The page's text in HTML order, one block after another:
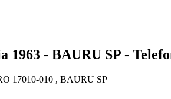
- BAURU SP -
17010-010 , BAURU SP